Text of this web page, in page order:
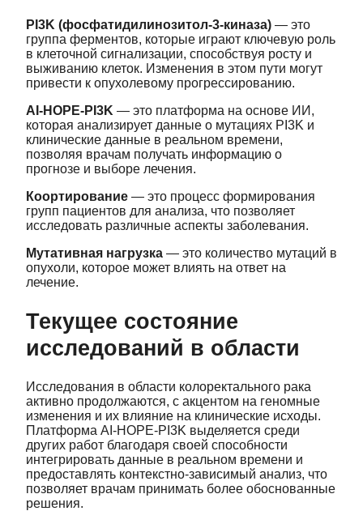
PI3K (фосфатидилинозитол-3-киназа) — это
группа ферментов, которые играют ключевую роль
в клеточной сигнализации, способствуя росту и
выживанию клеток. Изменения в этом пути могут
привести к опухолевому прогрессированию.
AI-HOPE-PI3K — это платформа на основе ИИ,
которая анализирует данные о мутациях PI3K и
клинические данные в реальном времени,
позволяя врачам получать информацию о
прогнозе и выборе лечения.
Коортирование — это процесс формирования
групп пациентов для анализа, что позволяет
исследовать различные аспекты заболевания.
Мутативная нагрузка — это количество мутаций в
опухоли, которое может влиять на ответ на
лечение.
Текущее состояние
исследований в области
Исследования в области колоректального рака
активно продолжаются, с акцентом на геномные
изменения и их влияние на клинические исходы.
Платформа AI-HOPE-PI3K выделяется среди
других работ благодаря своей способности
интегрировать данные в реальном времени и
предоставлять контекстно-зависимый анализ, что
позволяет врачам принимать более обоснованные
решения.